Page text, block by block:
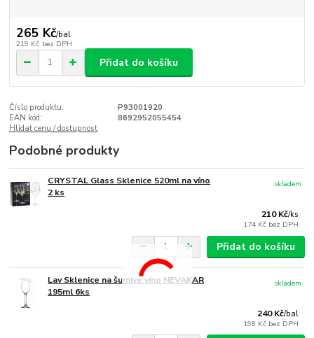
265 Kč/bal
219 Kč bez DPH
Přidat do košíku
Číslo produktu:
P93001920
EAN kód:
8692952055454
Hlídat cenu / dostupnost
Podobné produkty
CRYSTAL Glass Sklenice 520ml na víno
2 ks
210 Kč/ks
174 Kč bez DPH
skladem
Přidat do košíku
Lav Sklenice na šumivé víno NEVAKAR
195ml 6ks
240 Kč/bal
198 Kč bez DPH
skladem